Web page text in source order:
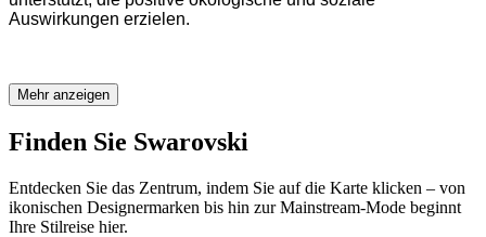
Auswirkungen erzielen.
Mehr anzeigen
Finden Sie Swarovski
Entdecken Sie das Zentrum, indem Sie auf die Karte klicken – von
ikonischen Designermarken bis hin zur Mainstream-Mode beginnt
Ihre Stilreise hier.